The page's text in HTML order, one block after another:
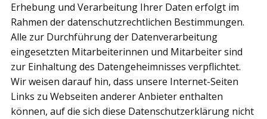
Erhebung und Verarbeitung Ihrer Daten erfolgt im
Rahmen der datenschutzrechtlichen Bestimmungen.
Alle zur Durchführung der Datenverarbeitung
eingesetzten Mitarbeiterinnen und Mitarbeiter sind
zur Einhaltung des Datengeheimnisses verpflichtet.
Wir weisen darauf hin, dass unsere Internet-Seiten
Links zu Webseiten anderer Anbieter enthalten
können, auf die sich diese Datenschutzerklärung nicht